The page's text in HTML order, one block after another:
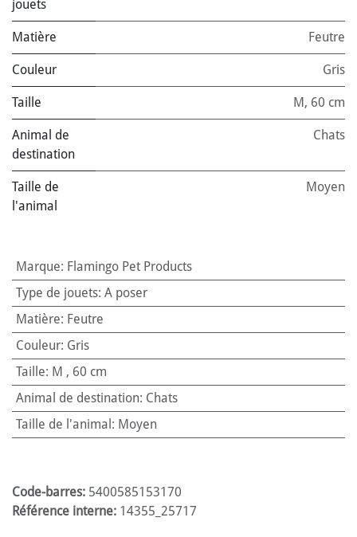
jouets
Matière Feutre
Couleur Gris
Taille M, 60 cm
Animal de
destination
Chats
Taille de
l'animal
Moyen
Marque: Flamingo Pet Products
Type de jouets: A poser
Matière: Feutre
Couleur: Gris
Taille: M , 60 cm
Animal de destination: Chats
Taille de l'animal : Moyen
Code-barres: 5400585153170
Référence interne: 14355_25717